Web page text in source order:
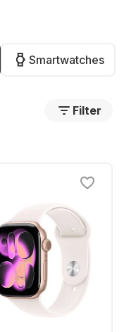
die er zijn - niet
voor fitness,
huren tegen een
op de hoogte.
Smartwatches
Filter